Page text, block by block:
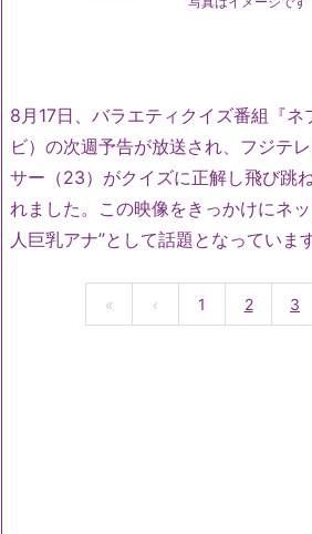
8月17日、バラエティクイズ番組『ネ
ビ）の次週予告が放送され、フジテ
サー（23）がクイズに正解し飛び跳
れました。この映像をきっかけにネ
人巨乳アナ”として話題となっています
« ‹ 1 2 3